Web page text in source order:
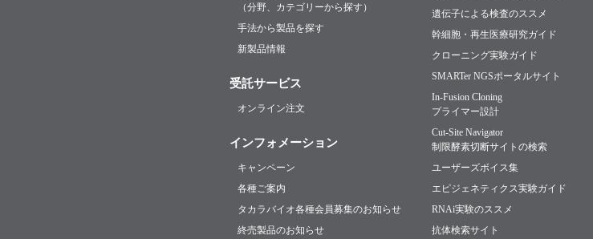
（分野、カテゴリーから探す）
手法から製品を探す
新製品情報
受託サービス
オンライン注文
インフォメーション
キャンペーン
各種ご案内
タカラバイオ各種会員募集のお知らせ
終売製品のお知らせ
遺伝子による検査のススメ
幹細胞・再生医療研究ガイド
クローニング実験ガイド
SMARTer NGSポータルサイト
In-Fusion Cloning
プライマー設計
Cut-Site Navigator
制限酵素切断サイトの検索
ユーザーズボイス集
エピジェネティクス実験ガイド
RNAi実験のススメ
抗体検索サイト